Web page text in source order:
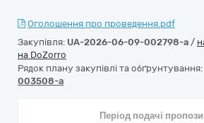
Оголошення про проведення.pdf
Закупівля: UA-2026-06-09-002798-a /
на DoZorro
Рядок плану закупівлі та обґрунтування:
003508-a
Період подачі